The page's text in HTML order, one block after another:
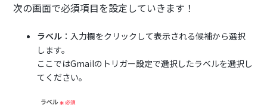
次の画面で必須項目を設定していきます！
ラベル ：入力欄をクリックして表示される候補から選択
します。
ここではGmailのトリガー設定で選択したラベルを選択し
てください。